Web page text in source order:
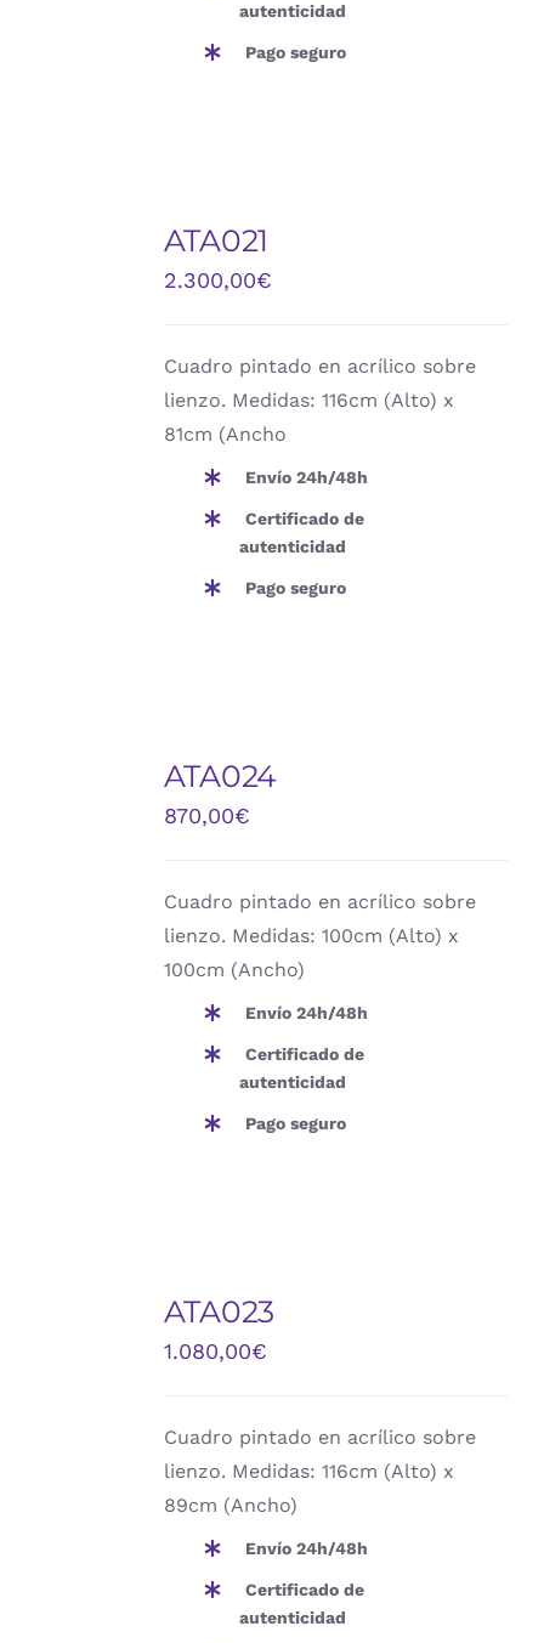
autenticidad
Pago seguro
ATA021
2.300,00€
Cuadro pintado en acrílico sobre
lienzo. Medidas: 116cm (Alto) x
81cm (Ancho
Envío 24h/48h
Certificado de
autenticidad
Pago seguro
ATA024
870,00€
Cuadro pintado en acrílico sobre
lienzo. Medidas: 100cm (Alto) x
100cm (Ancho)
Envío 24h/48h
Certificado de
autenticidad
Pago seguro
ATA023
1.080,00€
Cuadro pintado en acrílico sobre
lienzo. Medidas: 116cm (Alto) x
89cm (Ancho)
Envío 24h/48h
Certificado de
autenticidad